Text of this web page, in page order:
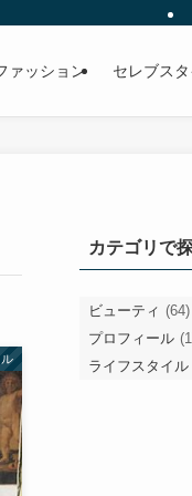
ァッション セレブス
カテゴリで
ビューティ (64)
プロフィール
ライフスタイル